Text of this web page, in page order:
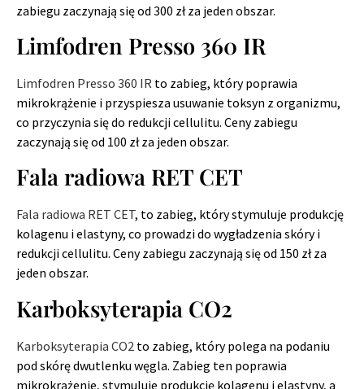
zabiegu zaczynają się od 300 zł za jeden obszar.
Limfodren Presso 360 IR
Limfodren Presso 360 IR to zabieg, który poprawia
mikrokrążenie i przyspiesza usuwanie toksyn z organizmu,
co przyczynia się do redukcji cellulitu. Ceny zabiegu
zaczynają się od 100 zł za jeden obszar.
Fala radiowa RET CET
Fala radiowa RET CET, to zabieg, który stymuluje produkcję
kolagenu i elastyny, co prowadzi do wygładzenia skóry i
redukcji cellulitu. Ceny zabiegu zaczynają się od 150 zł za
jeden obszar.
Karboksyterapia CO2
Karboksyterapia CO2 to zabieg, który polega na podaniu
pod skórę dwutlenku węgla. Zabieg ten poprawia
mikrokrążenie, stymuluje produkcję kolagenu i elastyny, a